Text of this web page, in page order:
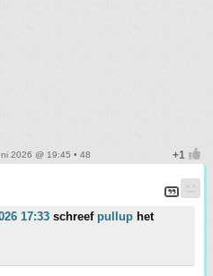
2026 @ 19:45 • 48
17:33 schreef pullup het